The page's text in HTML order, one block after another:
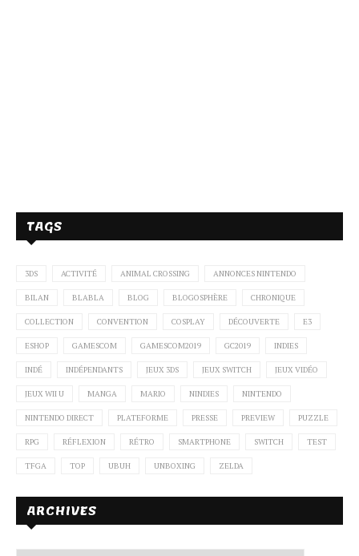
TAGS
3DS ACTIVITÉ ANIMAL CROSSING ANNONCES NINTENDO
BILAN BLABLA BLOG BLOGOSPHÈRE CHRONIQUE
COLLECTION CONVENTION COSPLAY DÉCOUVERTE E3
ESHOP GAMESCOM GAMESCOM2019 GC2019 INDIES
INDÉ INDÉPENDANTS JEUX 3DS JEUX SWITCH JEUX VIDÉO
JEUX WII U MANGA MARIO NINDIES NINTENDO
NINTENDO DIRECT PLATEFORME PRESSE PREVIEW PUZZLE
RPG RÉFLEXION RÉTRO SMARTPHONE SWITCH TEST
TFGA TOP UBUH UNBOXING ZELDA
ARCHIVES